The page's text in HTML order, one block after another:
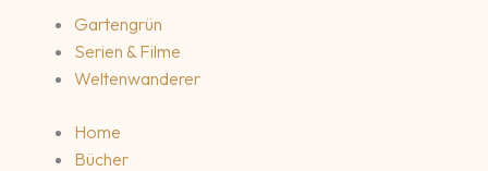
Gartengrün
Serien & Filme
Weltenwanderer
Home
Bücher